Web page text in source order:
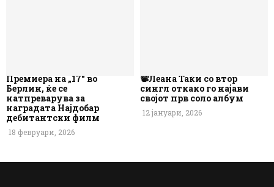
Премиера на „17“ во
Берлин, ќе се
натпреварува за
наградата Најдобар
дебитантски филм
18 февруари, 2026
📽️Леана Таќи со втор
сингл откако го најави
својот прв соло албум
12 јануари, 2026